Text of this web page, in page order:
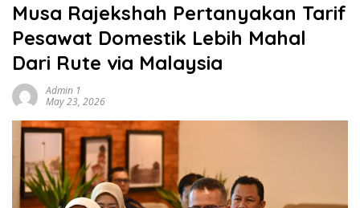
Musa Rajekshah Pertanyakan Tarif
Pesawat Domestik Lebih Mahal
Dari Rute via Malaysia
Admin 1
May 23, 2026